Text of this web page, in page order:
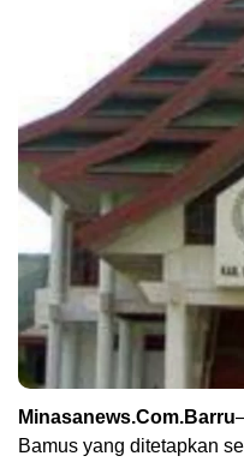
Minasanews.Com.Barru
Bamus yang ditetapkan